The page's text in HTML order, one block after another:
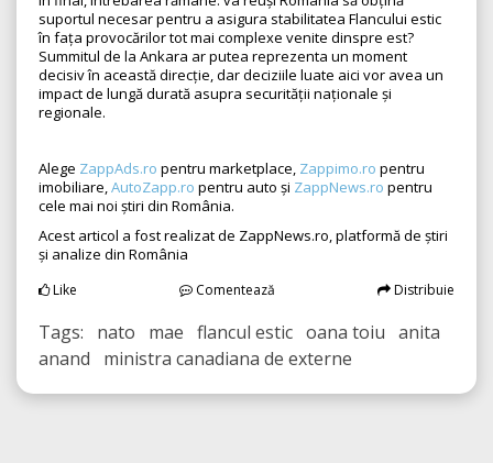
suportul necesar pentru a asigura stabilitatea Flancului estic
în fața provocărilor tot mai complexe venite dinspre est?
Summitul de la Ankara ar putea reprezenta un moment
decisiv în această direcție, dar deciziile luate aici vor avea un
impact de lungă durată asupra securității naționale și
regionale.
Alege ZappAds.ro pentru marketplace, Zappimo.ro pentru
imobiliare,AutoZapp.ro pentru auto și ZappNews.ro pentru
cele mai noi știri din România.
Acest articol a fost realizat de ZappNews.ro, platformă de știri
și analize din România
Like Comentează Distribuie
Tags: nato mae flancul estic oana toiu anita
anand ministra canadiana de externe